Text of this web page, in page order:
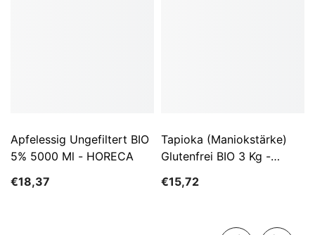
Apfelessig Ungefiltert BIO
5% 5000 Ml - HORECA
€18,37
Tapioka (Maniokstärke)
Glutenfrei BIO 3 Kg -
€15,72